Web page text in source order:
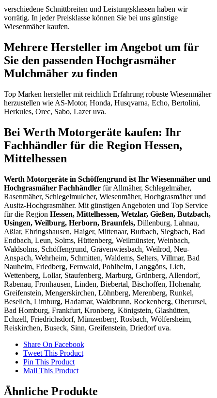
verschiedene Schnittbreiten und Leistungsklassen haben wir
vorrätig. In jeder Preisklasse können Sie bei uns günstige
Wiesenmäher kaufen.
Mehrere Hersteller im Angebot um für
Sie den passenden Hochgrasmäher
Mulchmäher zu finden
Top Marken hersteller mit reichlich Erfahrung robuste Wiesenmäher
herzustellen wie AS-Motor, Honda, Husqvarna, Echo, Bertolini,
Herkules, Orec, Sabo, Lazer uva.
Bei Werth Motorgeräte kaufen: Ihr
Fachhändler für die Region Hessen,
Mittelhessen
Werth Motorgeräte in Schöffengrund ist Ihr Wiesenmäher und
Hochgrasmäher Fachhändler für Allmäher, Schlegelmäher,
Rasenmäher, Schlegelmulcher, Wiesenmäher, Hochgrasmäher und
Ausitz-Hochgrasmäher. Mit günstigen Angeboten und Top Service
für die Region Hessen, Mittelhessen, Wetzlar, Gießen, Butzbach,
Usingen, Weilburg, Herborn, Braunfels, Dillenburg, Lahnau,
Aßlar, Ehringshausen, Haiger, Mittenaar, Burbach, Siegbach, Bad
Endbach, Leun, Solms, Hüttenberg, Weilmünster, Weinbach,
Waldsolms, Schöffengrund, Grävenwiesbach, Weilrod, Neu-
Anspach, Wehrheim, Schmitten, Waldems, Selters, Villmar, Bad
Nauheim, Friedberg, Fernwald, Pohlheim, Langgöns, Lich,
Wettenberg, Lollar, Staufenberg, Marburg, Grünberg, Allendorf,
Rabenau, Fronhausen, Linden, Biebertal, Bischoffen, Hohenahr,
Greifenstein, Mengerskirchen, Löhnberg, Merenberg, Runkel,
Beselich, Limburg, Hadamar, Waldbrunn, Rockenberg, Oberursel,
Bad Homburg, Frankfurt, Kronberg, Königstein, Glashütten,
Echzell, Friedrichsdorf, Münzenberg, Rosbach, Wölfersheim,
Reiskirchen, Buseck, Sinn, Greifenstein, Driedorf uva.
Share On Facebook
Tweet This Product
Pin This Product
Mail This Product
Ähnliche Produkte